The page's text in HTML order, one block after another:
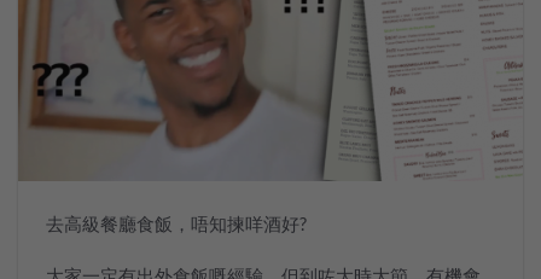
去高級餐廳食飯，唔知揀咩酒好?